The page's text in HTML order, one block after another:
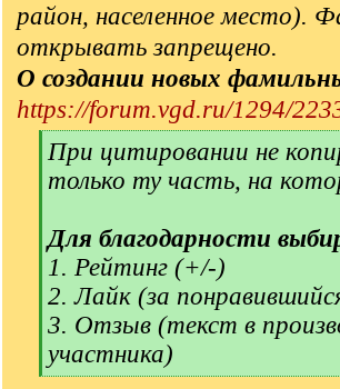
район, населенное место).
открывать запрещено.
О создании новых
https://forum.vgd.ru/1294/
[
q
]
При цитировании не
только ту часть, на
Для благодарности
1. Рейтинг (+/-)
2. Лайк (за
3. Отзыв (текст в
участника)
[